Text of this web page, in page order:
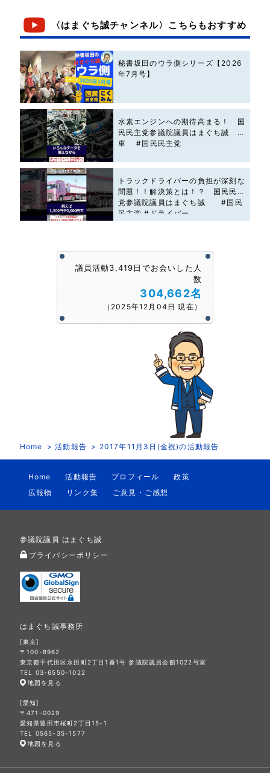
〈はまぐち誠チャンネル〉こちらもおすすめ
秘書坂田のウラ側シリーズ【2026
年7月号】
水素エンジンへの期待高まる！ 国
民民主党参議院議員はまぐち誠 #
車 #国民民主党
トラックドライバーの負担が深刻な
問題！！解決策とは！？ 国民民主
党参議院議員はまぐち誠 #国民
民主党 #ドライバー
議員活動3,419日でお会いした人
数
304,662名
（2025年12月04日 現在）
Home 活動報告 2017年11月3日(金祝)の活動報告
Home 活動報告 プロフィール
政策
広報物
リンク集 ご意見・ご感想
参議院議員 はまぐち誠
プライバシーポリシー
はまぐち誠事務所
[東京]
〒100-8962
東京都千代田区永田町2丁目1番1号 参議院議員会館1022号室
TEL 03-6550-1022
地図を見る
[愛知]
〒471-0029
愛知県豊田市桜町2丁目15-1
TEL 0565-35-1577
地図を見る